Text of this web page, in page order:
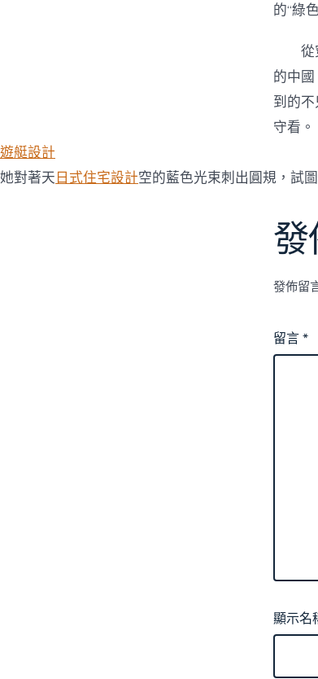
的“綠
從
的中
到的
守看。
遊艇設計
她對著天日式住宅設計空的藍色光束刺出圓規，試
發佈留
留言*
顯示名